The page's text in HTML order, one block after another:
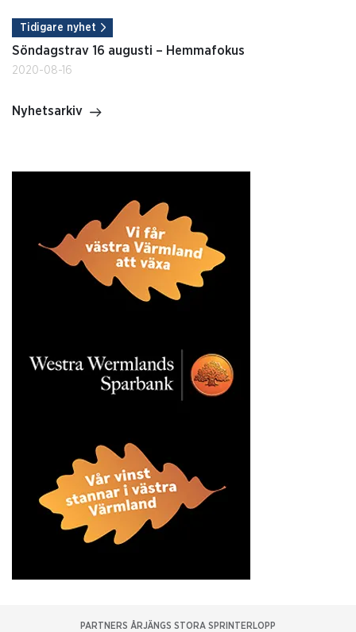
Tidigare nyhet
Söndagstrav 16 augusti – Hemmafokus
2020-08-16
Nyhetsarkiv
PARTNERS ÅRJÄNGS STORA SPRINTERLOPP